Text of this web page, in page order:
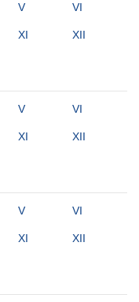
V VI
XI XII
V VI
XI XII
V VI
XI XII